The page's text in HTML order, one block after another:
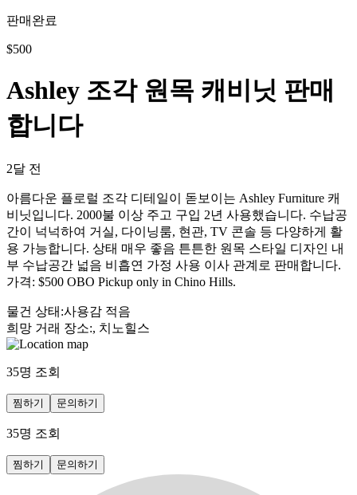
판매완료
$500
Ashley 조각 원목 캐비닛 판매
합니다
2달 전
아름다운 플로럴 조각 디테일이 돋보이는 Ashley Furniture 캐
비닛입니다. 2000불 이상 주고 구입 2년 사용했습니다. 수납공
간이 넉넉하여 거실, 다이닝룸, 현관, TV 콘솔 등 다양하게 활
용 가능합니다. 상태 매우 좋음 튼튼한 원목 스타일 디자인 내
부 수납공간 넓음 비흡연 가정 사용 이사 관계로 판매합니다.
가격: $500 OBO Pickup only in Chino Hills.
물건 상태 :사용감 적음
희망 거래 장소:, 치노힐스
35명 조회
찜하기 문의하기
35명 조회
찜하기 문의하기